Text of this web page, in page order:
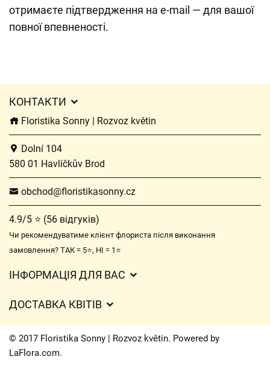
отримаєте підтвердження на e-mail — для вашої
повної впевненості.
КОНТАКТИ
Floristika Sonny | Rozvoz květin
Dolní 104
580 01 Havlíčkův Brod
obchod@floristikasonny.cz
4.9/5 ⭐ (56 відгуків)
Чи рекомендуватиме клієнт флориста після виконання
замовлення? ТАК = 5⭐, НІ = 1⭐
ІНФОРМАЦІЯ ДЛЯ ВАС
Захист персональних даних
Час доставки квітів – огляд можливостей
ДОСТАВКА КВІТІВ
Вартість доставки
Куди ми доставляємо квіти
© 2017 Floristika Sonny | Rozvoz květin. Powered by
LaFlora.com.